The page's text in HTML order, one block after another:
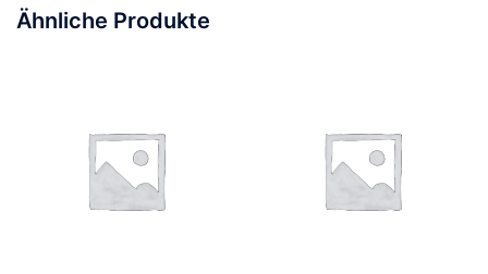
Ähnliche Produkte